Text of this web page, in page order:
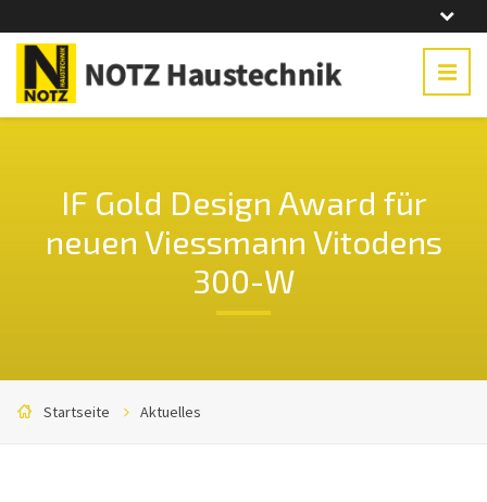
IF Gold Design Award für
neuen Viessmann Vitodens
300-W
Startseite Aktuelles